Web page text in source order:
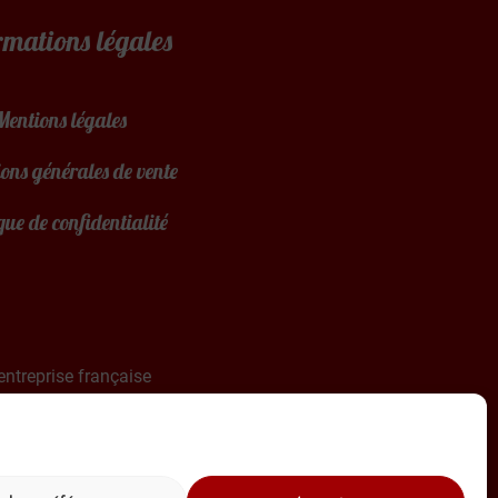
légales
légales
générales de vente
de confidentialité
française